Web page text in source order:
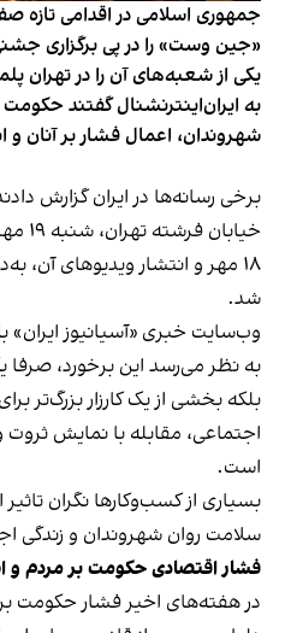
جمهوری اسلامی در اقدامی تازه
«جین وست» را در پی برگزاری
یکی از شعبه‌های آن را در تهران
به ایران‌اینترنشنال گفتند
شهروندان، اعمال فشار بر آنان و
برخی رسانه‌ها در ایران گزارش
۱۸ مهر و انتشار ویدیوهای
شد.
وب‌سایت خبری «آسیانیوز ایران»
به نظر می‌رسد این برخورد،
بلکه بخشی از یک کارزار بزرگ‌تر
اجتماعی، مقابله با نمایش ثروت
است.
بسیاری از کسب‌وکارها نگران
سلامت روان شهروندان و زندگی
فشار اقتصادی حکومت بر مردم و
در هفته‌های اخیر فشار حکومت